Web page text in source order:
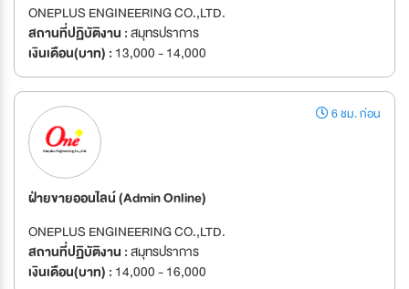
ONEPLUS ENGINEERING CO.,LTD.
สถานที่ปฏิบัติงาน :สมุทรปราการ
เงินเดือน(บาท) : 13,000 - 14,000
6 ชม. ก่อน
ฝ่ายขายออนไลน์ (Admin Online)
ONEPLUS ENGINEERING CO.,LTD.
สถานที่ปฏิบัติงาน :สมุทรปราการ
เงินเดือน(บาท) : 14,000 - 16,000